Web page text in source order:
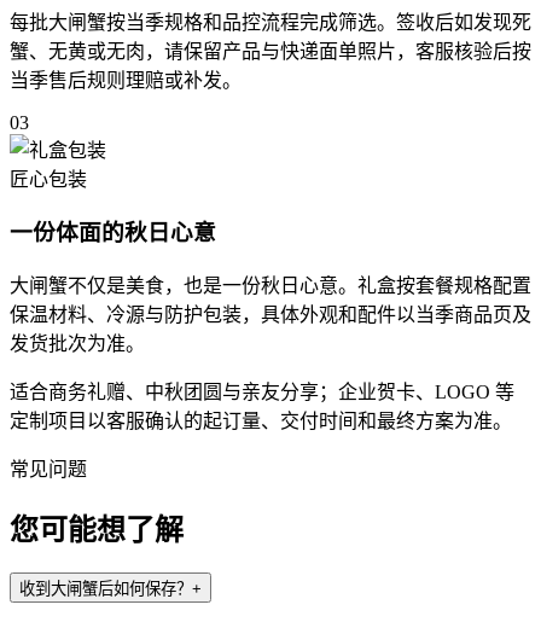
每批大闸蟹按当季规格和品控流程完成筛选。签收后如发现死
蟹、无黄或无肉，请保留产品与快递面单照片，客服核验后按
当季售后规则理赔或补发。
03
匠心包装
一份体面的秋日心意
大闸蟹不仅是美食，也是一份秋日心意。礼盒按套餐规格配置
保温材料、冷源与防护包装，具体外观和配件以当季商品页及
发货批次为准。
适合商务礼赠、中秋团圆与亲友分享；企业贺卡、LOGO 等
定制项目以客服确认的起订量、交付时间和最终方案为准。
常见问题
您可能想了解
收到大闸蟹后如何保存？ +